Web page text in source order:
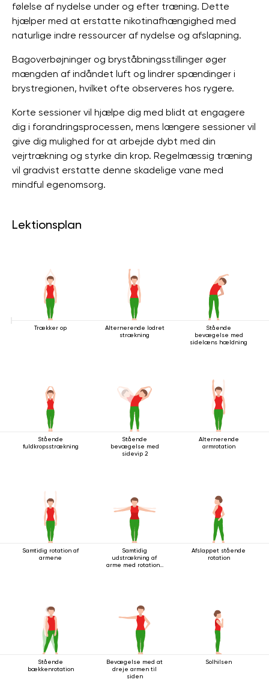
følelse af nydelse under og efter træning. Dette
hjælper med at erstatte nikotinafhængighed med
naturlige indre ressourcer af nydelse og afslapning.
Bagoverbøjninger og bryståbningsstillinger øger
mængden af ​​indåndet luft og lindrer spændinger i
brystregionen, hvilket ofte observeres hos rygere.
Korte sessioner vil hjælpe dig med blidt at engagere
dig i forandringsprocessen, mens længere sessioner vil
give dig mulighed for at arbejde dybt med din
vejrtrækning og styrke din krop. Regelmæssig træning
vil gradvist erstatte denne skadelige vane med
mindful egenomsorg.
Lektionsplan
Trækker op
Alternerende lodret
strækning
Stående
bevægelse med
sidelæns hældning
Stående
fuldkropsstrækning
Stående
bevægelse med
sidevip 2
Alternerende
armrotation
Samtidig rotation af
armene
Samtidig
udstrækning af
arme med rotation i
Afslappet stående
rotation
Stående
bækkenrotation
Bevægelse med at
dreje armen til
siden
Solhilsen